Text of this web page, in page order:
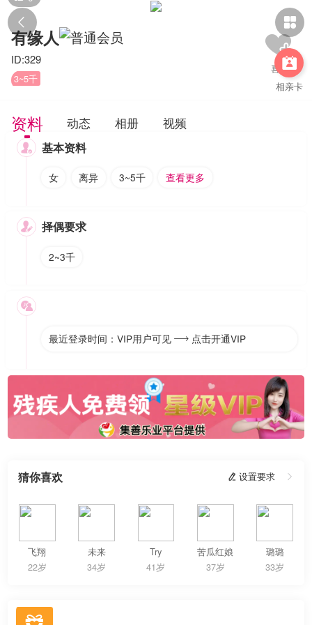
 

相亲卡
有缘人
ID:329
3~5千
资料 动态 相册 视频
 基本资料
女 离异 3~5千 查看更多
 择偶要求
2~3千

最近登录时间：VIP用户可见  点击开通VIP
猜你喜欢  设置要求 
飞翔
22岁
未来
34岁
Try
41岁
苦瓜红娘
37岁
璐璐
33岁